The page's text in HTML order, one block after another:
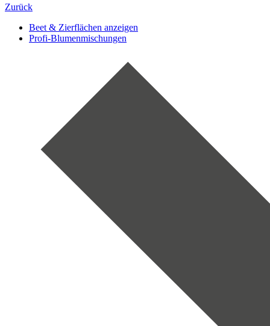
Zurück
Beet & Zierflächen anzeigen
Profi-Blumenmischungen